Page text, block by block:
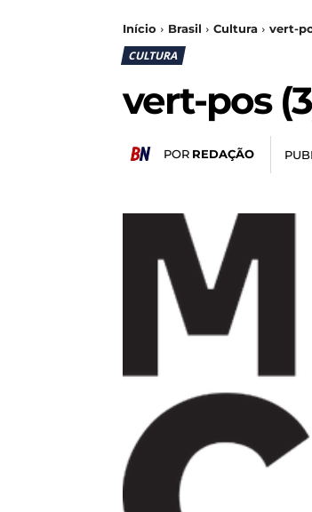
Início Brasil Cultura vert-
CULTURA
vert-pos
POR REDAÇÃO